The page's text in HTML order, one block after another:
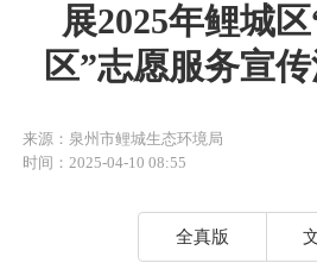
展2025年鲤城
区”志愿服务宣
来源：泉州市鲤城生态环境局
时间：2025-04-10 08:55
全真版